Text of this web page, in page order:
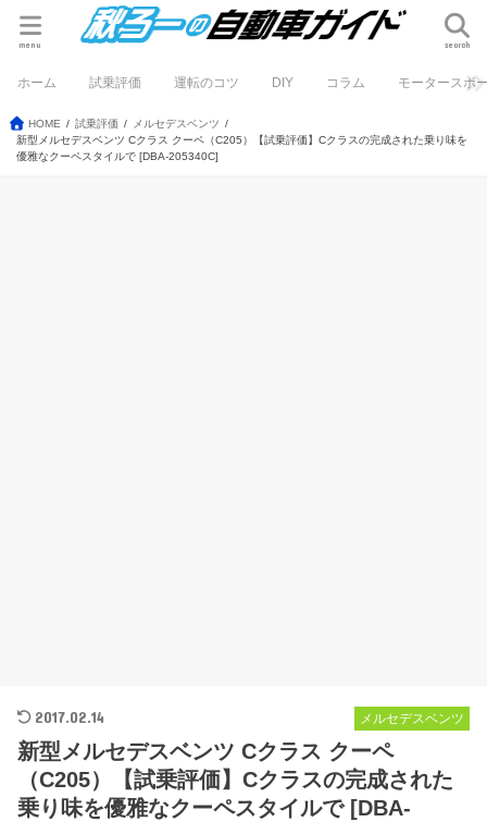
search
menu
ホーム 試乗評価 運転のコツ DIY コラム モータースポ
HOME 試乗評価
メルセデスベンツ
新型メルセデスベンツ Cクラス クーペ（C205）【試乗評価】Cクラスの完成された乗り味を
優雅なクーペスタイルで [DBA-205340C]
メルセデスベンツ
2017.02.14
新型メルセデスベンツ Cクラス クーペ
（C205）【試乗評価】Cクラスの完成された
乗り味を優雅なクーペスタイルで [DBA-